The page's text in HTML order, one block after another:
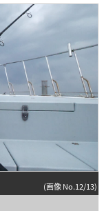
(画像 No.12/13)